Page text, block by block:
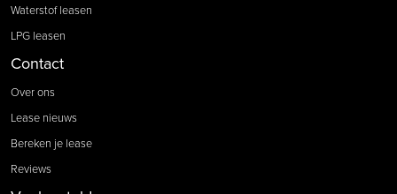
Waterstof leasen
LPG leasen
Contact
Over ons
Lease nieuws
Bereken je lease
Reviews